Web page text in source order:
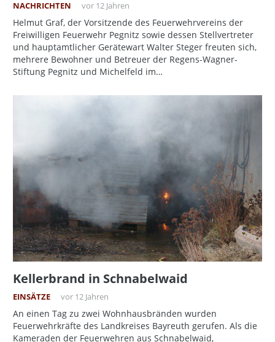
NACHRICHTEN vor 12 Jahren
Helmut Graf, der Vorsitzende des Feuerwehrvereins der
Freiwilligen Feuerwehr Pegnitz sowie dessen Stellvertreter
und hauptamtlicher Gerätewart Walter Steger freuten sich,
mehrere Bewohner und Betreuer der Regens-Wagner-
Stiftung Pegnitz und Michelfeld im…
Kellerbrand in Schnabelwaid
EINSÄTZE vor 12 Jahren
An einen Tag zu zwei Wohnhausbränden wurden
Feuerwehrkräfte des Landkreises Bayreuth gerufen. Als die
Kameraden der Feuerwehren aus Schnabelwaid,